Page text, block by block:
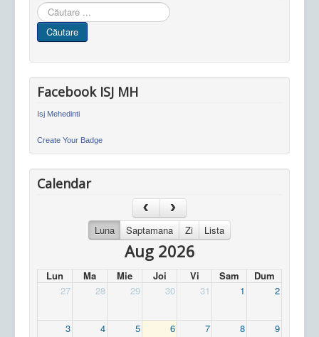
Cauta
in
site
Căutare
Facebook ISJ MH
Isj Mehedinti
Create Your Badge
Calendar
Luna Saptamana Zi Lista
Aug 2026
Lun Ma Mie Joi Vi Sam
Dum
27
28 29 30 31 1 2
3 4 5 6 7 8 9